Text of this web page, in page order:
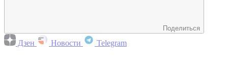
Поделиться
Дзен Новости Telegram